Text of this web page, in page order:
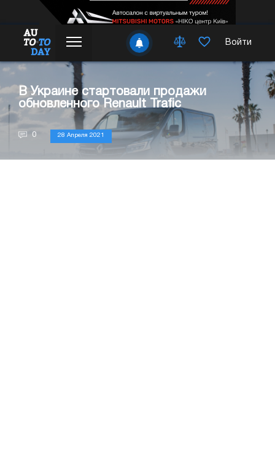
Войти
В Украине стартовали продажи
обновленного Renault Trafic
0 28 Апреля 2021